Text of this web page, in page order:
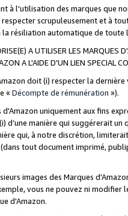
à l'utilisation des marques que
respecter scrupuleusement et à
la résiliation automatique de
A UTILISER LES MARQUES
A L'AIDE D'UN LIEN SPECIAL
doit (i) respecter la
« Décompte de rémunération »).
uniquement aux fins
d’une manière qui suggérerait
qui, à notre discrétion,
tout document imprimé,
images des Marques
vous ne pouvez ni
d'Amazon.